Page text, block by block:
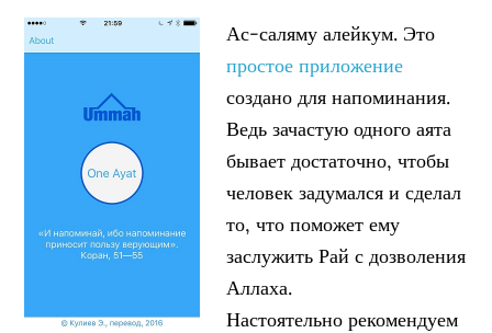
Ас-саляму алейкум. Это
простое приложение
создано для напоминания.
Ведь зачастую одного аята
бывает достаточно, чтобы
человек задумался и сделал
то, что поможет ему
заслужить Рай с дозволения
Аллаха.
Настоятельно рекомендуем